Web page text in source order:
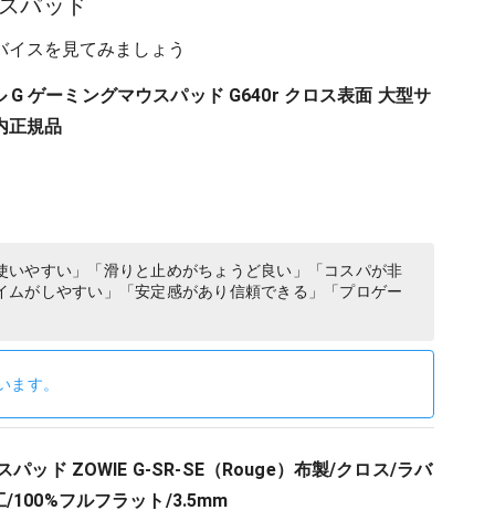
パッド
スを見てみましょう
ゲーミングマウスパッド G640r クロス表面 大型サ
正規品
やすい」「滑りと止めがちょうど良い」「コスパが非
がしやすい」「安定感があり信頼できる」「プロゲー
す。
パッド ZOWIE G-SR-SE（Rouge）布製/クロス/ラバ
100%フルフラット/3.5mm